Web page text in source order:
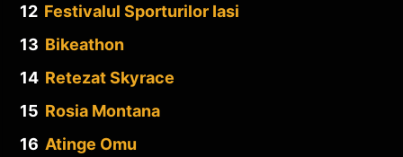
12 Festivalul Sporturilor Iasi
13 Bikeathon
14 Retezat Skyrace
15 Rosia Montana
16 Atinge Omu